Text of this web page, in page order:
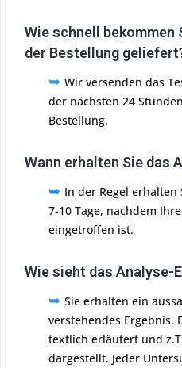
Wie schnell bekommen
der Bestellung
➥ Wir versenden das
der nächsten 24
Bestellung.
Wann erhalten Sie das
➥ In der Regel erhalten
7-10 Tage, nachdem
eingetroffen ist.
Wie sieht das Analyse-
➥ Sie erhalten ein
verstehendes Ergebnis.
textlich erläutert und
dargestellt. Jeder